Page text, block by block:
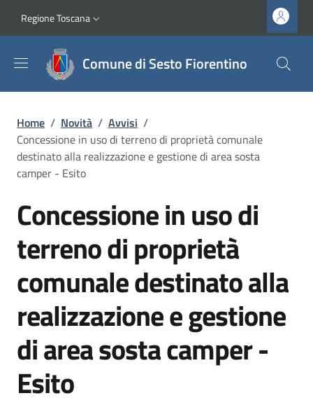
Slim top
Regione Toscana
Comune di Sesto Fiorentino
Briciole di pane
Home / Novità / Avvisi /
Concessione in uso di terreno di proprietà comunale
destinato alla realizzazione e gestione di area sosta
camper - Esito
Concessione in uso di
terreno di proprietà
comunale destinato alla
realizzazione e gestione
di area sosta camper -
Esito